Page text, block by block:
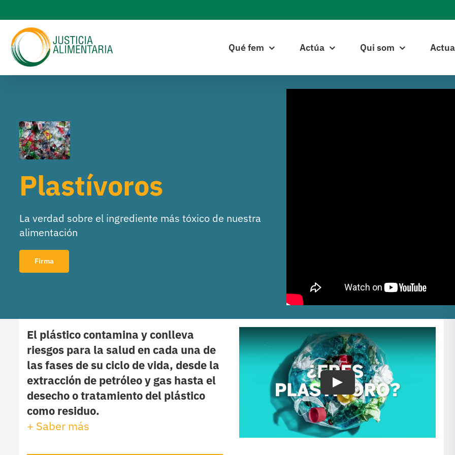
to
content
Qué fem Actúa Qui som
Plastívoros
La verdad sobre el ingrediente más tóxico de nuestra
alimentación
Firma
El plástico contamina y conlleva
riesgos para la salud en cada una de
las fases de su ciclo de vida, desde la
extracción de petróleo y gas hasta el
desecho o tratamiento del plástico
como residuo.
+ Saber más